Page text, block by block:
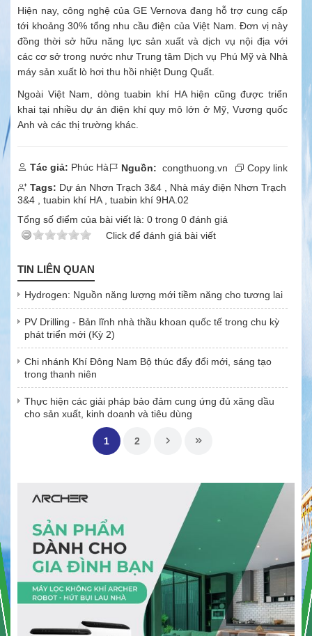
Hiện nay, công nghệ của GE Vernova đang hỗ trợ cung cấp
tới khoảng 30% tổng nhu cầu điện của Việt Nam. Đơn vị này
đồng thời sở hữu năng lực sản xuất và dịch vụ nội địa với
các cơ sở trong nước như Trung tâm Dịch vụ Phú Mỹ và Nhà
máy sản xuất lò hơi thu hồi nhiệt Dung Quất.
Ngoài Việt Nam, dòng tuabin khí HA hiện cũng được triển
khai tại nhiều dự án điện khí quy mô lớn ở Mỹ, Vương quốc
Anh và các thị trường khác.
Tác giả: Phúc Hà Nguồn: congthuong.vn
Copy link
Tags: Dự án Nhơn Trạch 3&4 , Nhà máy điện Nhơn Trạch
3&4 , tuabin khí HA, tuabin khí 9HA.02
Tổng số điểm của bài viết là: 0 trong 0 đánh giá
Click để đánh giá bài viết
TIN LIÊN QUAN
Hydrogen: Nguồn năng lượng mới tiềm năng cho tương lai
PV Drilling - Bản lĩnh nhà thầu khoan quốc tế trong chu kỳ
phát triển mới (Kỳ 2)
Chi nhánh Khí Đông Nam Bộ thúc đẩy đổi mới, sáng tạo
trong thanh niên
Thực hiện các giải pháp bảo đảm cung ứng đủ xăng dầu
cho sản xuất, kinh doanh và tiêu dùng
1 2